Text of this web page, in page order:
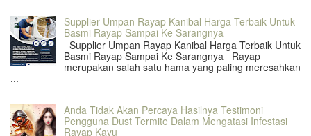
Supplier Umpan Rayap Kanibal Harga Terbaik Untuk
Basmi Rayap Sampai Ke Sarangnya
Supplier Umpan Rayap Kanibal Harga Terbaik Untuk
Basmi Rayap Sampai Ke Sarangnya Rayap
merupakan salah satu hama yang paling meresahkan
...
Anda Tidak Akan Percaya Hasilnya Testimoni
Pengguna Dust Termite Dalam Mengatasi Infestasi
Rayap Kayu